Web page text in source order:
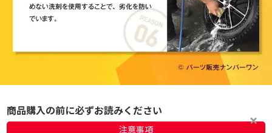
商品購入の前に必ずお読みください
注意事項